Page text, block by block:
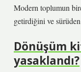
Modern toplumun
getirdiğini ve sürüden
Dönüşüm
yasaklandı?